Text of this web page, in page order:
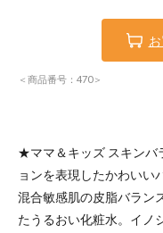
＜商品番号：470＞
★ママ＆キッズ スキンバ
ョンを表現したかわい
混合敏感肌の皮脂バラン
たうるおい化粧水。イノ